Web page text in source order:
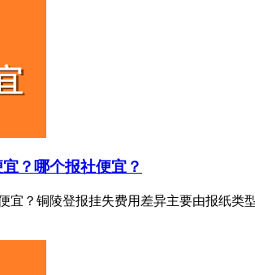
？哪个报社便宜？
宜？铜陵登报挂失费用差异主要由报纸